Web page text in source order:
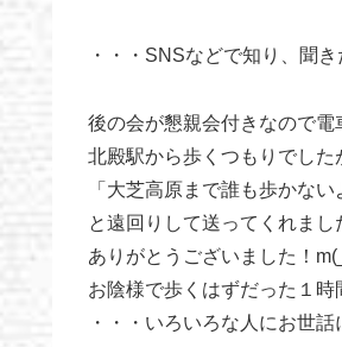
・・・SNSなどで知り、聞
後の会が懇親会付きなので電
北殿駅から歩くつもりでし
「大芝高原まで誰も歩かな
と遠回りして送ってくれまし
ありがとうございました！
お陰様で歩くはずだった１時
・・・いろいろな人にお世